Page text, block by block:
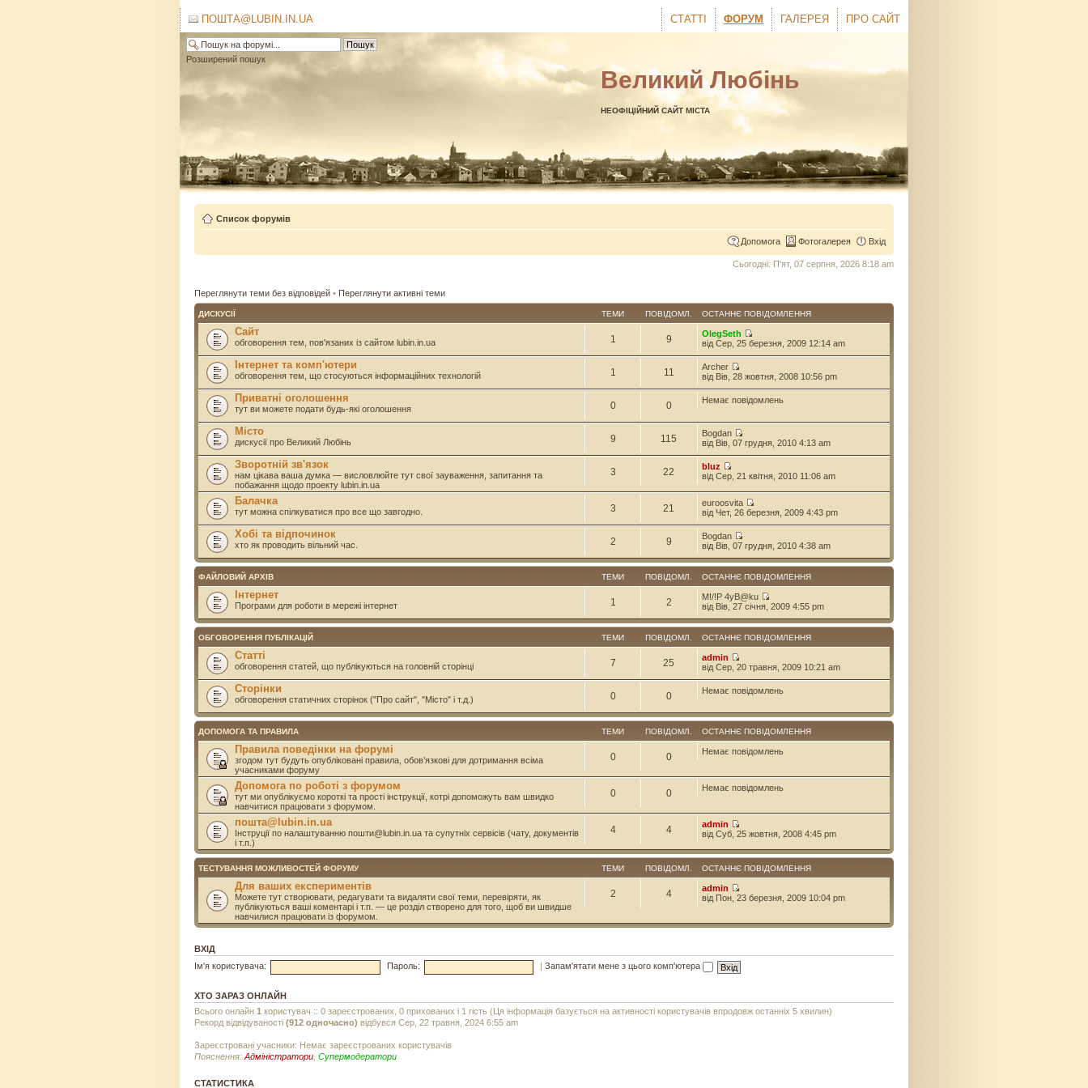
ПРО САЙТ
ГАЛЕРЕЯ
ФОРУМ
СТАТТІ
ПОШТА@LUBIN.IN.UA
Великий Любінь
НЕОФІЦІЙНИЙ САЙТ МІСТА
Розширений пошук
Список форумів
Допомога Фотогалерея Вхід
Сьогодні: П'ят, 07 серпня, 2026 8:18 am
Переглянути теми без відповідей • Переглянути активні теми
ДИСКУСІЇ ТЕМИ ПОВІДОМЛ. ОСТАННЄ ПОВІДОМЛЕННЯ
Сайт
обговорення тем, пов'язаних із сайтом lubin.in.ua 1 9
OlegSeth
від Сер, 25 березня, 2009 12:14 am
Інтернет та комп'ютери
обговорення тем, що стосуються інформаційних технологій 1 11
Archer
від Вів, 28 жовтня, 2008 10:56 pm
Приватні оголошення
тут ви можете подати будь-які оголошення 0 0 Немає повідомлень
Місто
дискусії про Великий Любінь 9 115
Bogdan
від Вів, 07 грудня, 2010 4:13 am
Зворотній зв'язок
нам цікава ваша думка — висловлюйте тут свої зауваження, запитання та
побажання щодо проекту lubin.in.ua
3 22
bluz
від Сер, 21 квітня, 2010 11:06 am
Балачка
тут можна спілкуватися про все що завгодно. 3 21
euroosvita
від Чет, 26 березня, 2009 4:43 pm
Хобі та відпочинок
хто як проводить вільний час. 2 9
Bogdan
від Вів, 07 грудня, 2010 4:38 am
ФАЙЛОВИЙ АРХІВ ТЕМИ ПОВІДОМЛ. ОСТАННЄ ПОВІДОМЛЕННЯ
Інтернет
Програми для роботи в мережі інтернет 1 2
M!/!P 4yB@ku
від Вів, 27 січня, 2009 4:55 pm
ОБГОВОРЕННЯ ПУБЛІКАЦІЙ ТЕМИ ПОВІДОМЛ. ОСТАННЄ ПОВІДОМЛЕННЯ
Статті
обговорення статей, що публікуються на головній сторінці 7 25
admin
від Сер, 20 травня, 2009 10:21 am
Сторінки
обговорення статичних сторінок ("Про сайт", "Місто" і т.д.) 0 0 Немає повідомлень
ДОПОМОГА ТА ПРАВИЛА ТЕМИ ПОВІДОМЛ. ОСТАННЄ ПОВІДОМЛЕННЯ
Правила поведінки на форумі
згодом тут будуть опубліковані правила, обов’язкові для дотримання всіма
учасниками форуму
0 0 Немає повідомлень
Допомога по роботі з форумом
тут ми опублікуємо короткі та прості інструкції, котрі допоможуть вам швидко
навчитися працювати з форумом.
0 0 Немає повідомлень
пошта@lubin.in.ua
Інструції по налаштуванню пошти@lubin.in.ua та супутніх сервісів (чату, документів
і т.п.)
4 4
admin
від Суб, 25 жовтня, 2008 4:45 pm
ТЕСТУВАННЯ МОЖЛИВОСТЕЙ ФОРУМУ ТЕМИ ПОВІДОМЛ. ОСТАННЄ ПОВІДОМЛЕННЯ
Для ваших експериментів
Можете тут створювати, редагувати та видаляти свої теми, перевіряти, як
публікуються ваші коментарі і т.п. — це розділ створено для того, щоб ви швидше
навчилися працювати із форумом.
2 4
admin
від Пон, 23 березня, 2009 10:04 pm
ВХІД
Ім'я користувача:
Пароль: |Запам'ятати мене з цього комп'ютера
ХТО ЗАРАЗ ОНЛАЙН
Всього онлайн 1 користувач :: 0 зареєстрованих, 0 прихованих і 1 гість (Ця інформація базується на активності користувачів впродовж останніх 5 хвилин)
Рекорд відвідуваності (912 одночасно) відбувся Сер, 22 травня, 2024 6:55 am
Зареєстровані учасники: Немає зареєстрованих користувачів
Пояснення: Адміністратори Супермодератори
СТАТИСТИКА